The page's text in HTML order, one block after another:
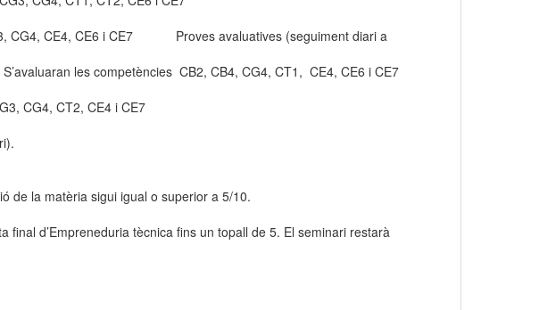
CG4, CE4, CE6 i CE7 Proves avaluatives (seguiment diari a
les competències CB2, CB4, CG4, CT1, CE4, CE6 i CE7
CB2, CB4, CG3, CG4, CT2, CE4 i CE7
de la matèria sigui igual o superior a 5/10.
d’Empreneduria tècnica fins un topall de 5. El seminari restarà